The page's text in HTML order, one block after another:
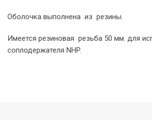
Оболочка выполнена из резины.
Имеется резиновая резьба 50 мм. для
соплодержателя NHP.